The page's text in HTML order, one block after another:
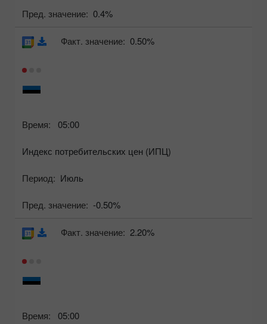
Пред. значение: 0.4%
Время: 05:00
Индекс потребительских цен (ИПЦ)
Период: Июль
Пред. значение: -0.50%
Факт. значение: 0.50%
Время: 05:00
Факт. значение: 2.20%